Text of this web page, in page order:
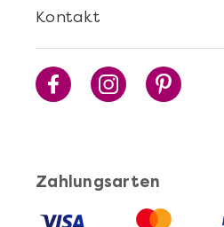
Zahlungsarten
Kontakt